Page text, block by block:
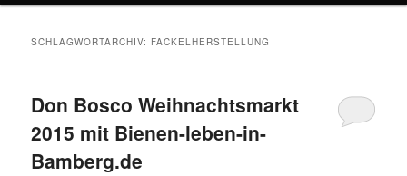
SCHLAGWORTARCHIV: FACKELHERSTELLUNG
Don Bosco Weihnachtsmarkt
2015 mit Bienen-leben-in-
Bamberg.de